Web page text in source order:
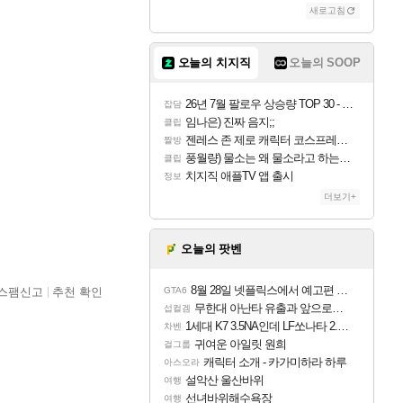
팸신고 추천 확인
새로고침
오늘의 치지직 오늘의 SOOP
잡담 26년 7월 팔로우 상승량 TOP 30 - 월간 치지직
클립 임나은) 진짜 음지;;
짤방 젠레스 존 제로 캐릭터 코스프레한 꽁주
클립 풍월량) 물소는 왜 물소라고 하는거야? 아! 그만 ㅋㅋ 알았어 ㅋㅋ
정보 치지직 애플TV 앱 출시
더보기+
오늘의 팟벤
GTA6 8월 28일 넷플릭스에서 예고편 공개 예정
섭컬겜 무한대 아난타 유출과 앞으로의 예상 (루머)
차벤 1세대 K7 3.5NA인데 LF쏘나타 2.0NA 기변하면 유류비 절약이 얼마나 될까요..?
걸그룹 귀여운 아일릿 원희
아스오라 캐릭터 소개 - 카가미하라 하루
여행 설악산 울산바위
여행 선녀바위해수욕장